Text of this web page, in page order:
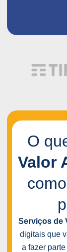
O
Valor
Serviços de
digitais que
a fazer